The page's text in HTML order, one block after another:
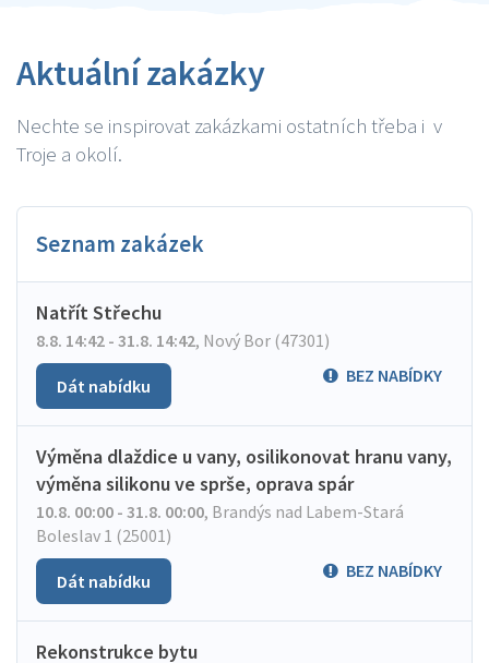
Aktuální zakázky
Nechte se inspirovat zakázkami ostatních třeba i v
Troje a okolí.
Seznam zakázek
Natřít Střechu
8.8. 14:42 - 31.8. 14:42, Nový Bor (47301)
BEZ NABÍDKY
Dát nabídku
Výměna dlaždice u vany, osilikonovat hranu vany,
výměna silikonu ve sprše, oprava spár
10.8. 00:00 - 31.8. 00:00, Brandýs nad Labem-Stará
Boleslav 1 (25001)
BEZ NABÍDKY
Dát nabídku
Rekonstrukce bytu